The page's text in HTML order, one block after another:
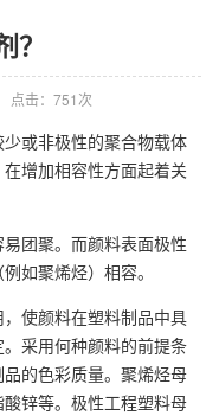
？
点击：751次
或非极性的聚合物载体
增加相容性方面起着关
团聚。而颜料表面极性
如聚烯烃）相容。
使颜料在塑料制品中具
采用何种颜料的前提条
的色彩质量。聚烯烃母
锌等。极性工程塑料母